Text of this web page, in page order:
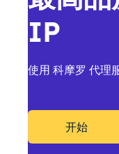
IP
使用 科摩罗 代理
开始